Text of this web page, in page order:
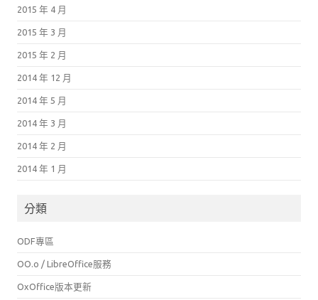
2015 年 4 月
2015 年 3 月
2015 年 2 月
2014 年 12 月
2014 年 5 月
2014 年 3 月
2014 年 2 月
2014 年 1 月
分類
ODF專區
OO.o / LibreOffice服務
OxOffice版本更新